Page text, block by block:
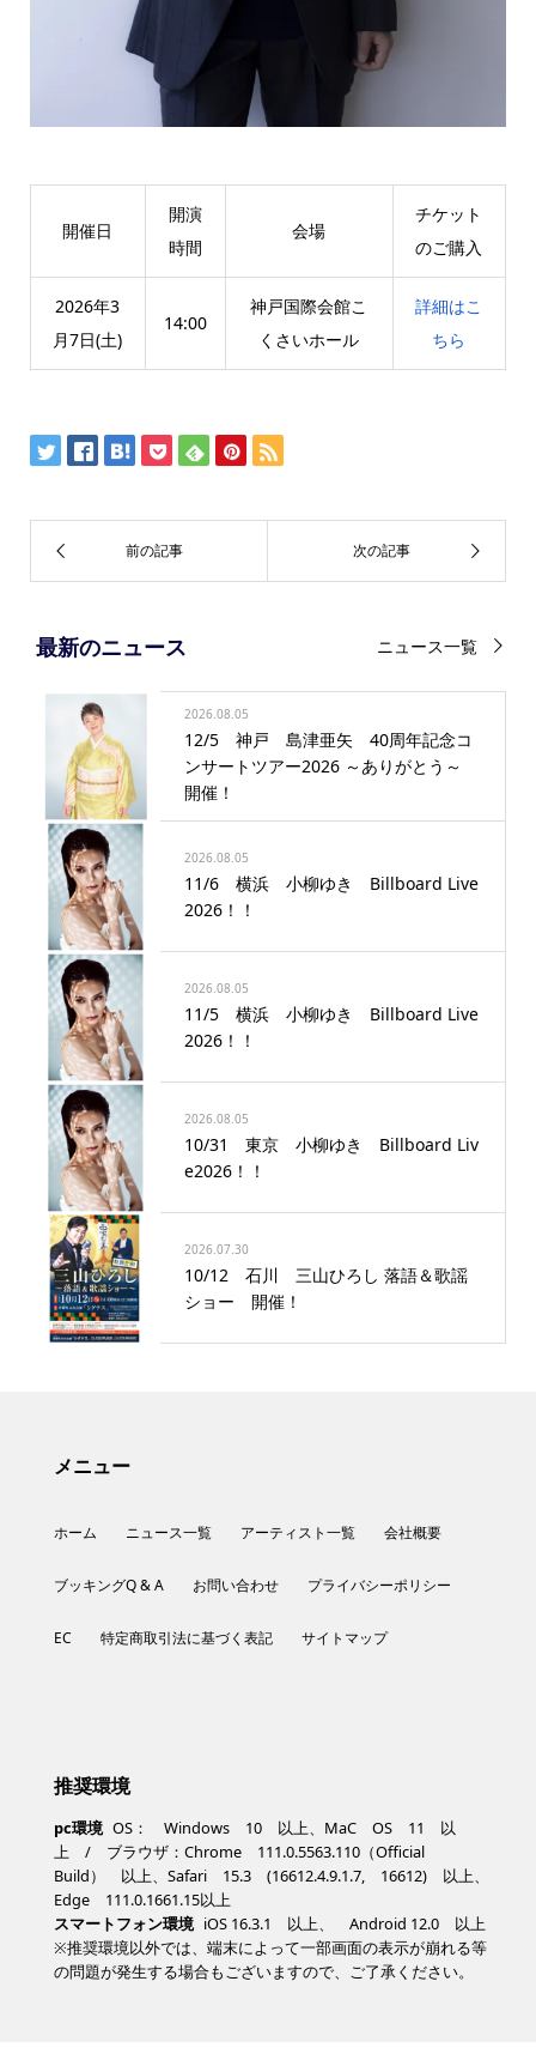
開催日
開演
時間
会場
チケット
のご購入
2026年3
月7日(土)
14:00
神戸国際会館こ
くさいホール
詳細はこ
ちら
最新のニュース ニュース一覧
2026.08.05
12/5 神戸 島津亜矢 40周年記念コ
ンサートツアー2026 ～ありがとう～
開催！
2026.08.05
11/6 横浜 小柳ゆき Billboard Live
2026！！
2026.08.05
11/5 横浜 小柳ゆき Billboard Live
2026！！
2026.08.05
10/31 東京 小柳ゆき Billboard Liv
e2026！！
2026.07.30
10/12 石川 三山ひろし 落語＆歌謡
ショー 開催！
メニュー
ホーム ニュース一覧 アーティスト一覧 会社概要
ブッキングQ & A お問い合わせ プライバシーポリシー
EC 特定商取引法に基づく表記 サイトマップ
推奨環境
pc環境 OS： Windows 10 以上、MaC OS 11 以
上 / ブラウザ：Chrome 111.0.5563.110（Official
Build） 以上、Safari 15.3 (16612.4.9.1.7, 16612) 以上、
Edge 111.0.1661.15以上
スマートフォン環境 iOS 16.3.1 以上、 Android 12.0 以上
※推奨環境以外では、端末によって一部画面の表示が崩れる等
の問題が発生する場合もございますので、ご了承ください。